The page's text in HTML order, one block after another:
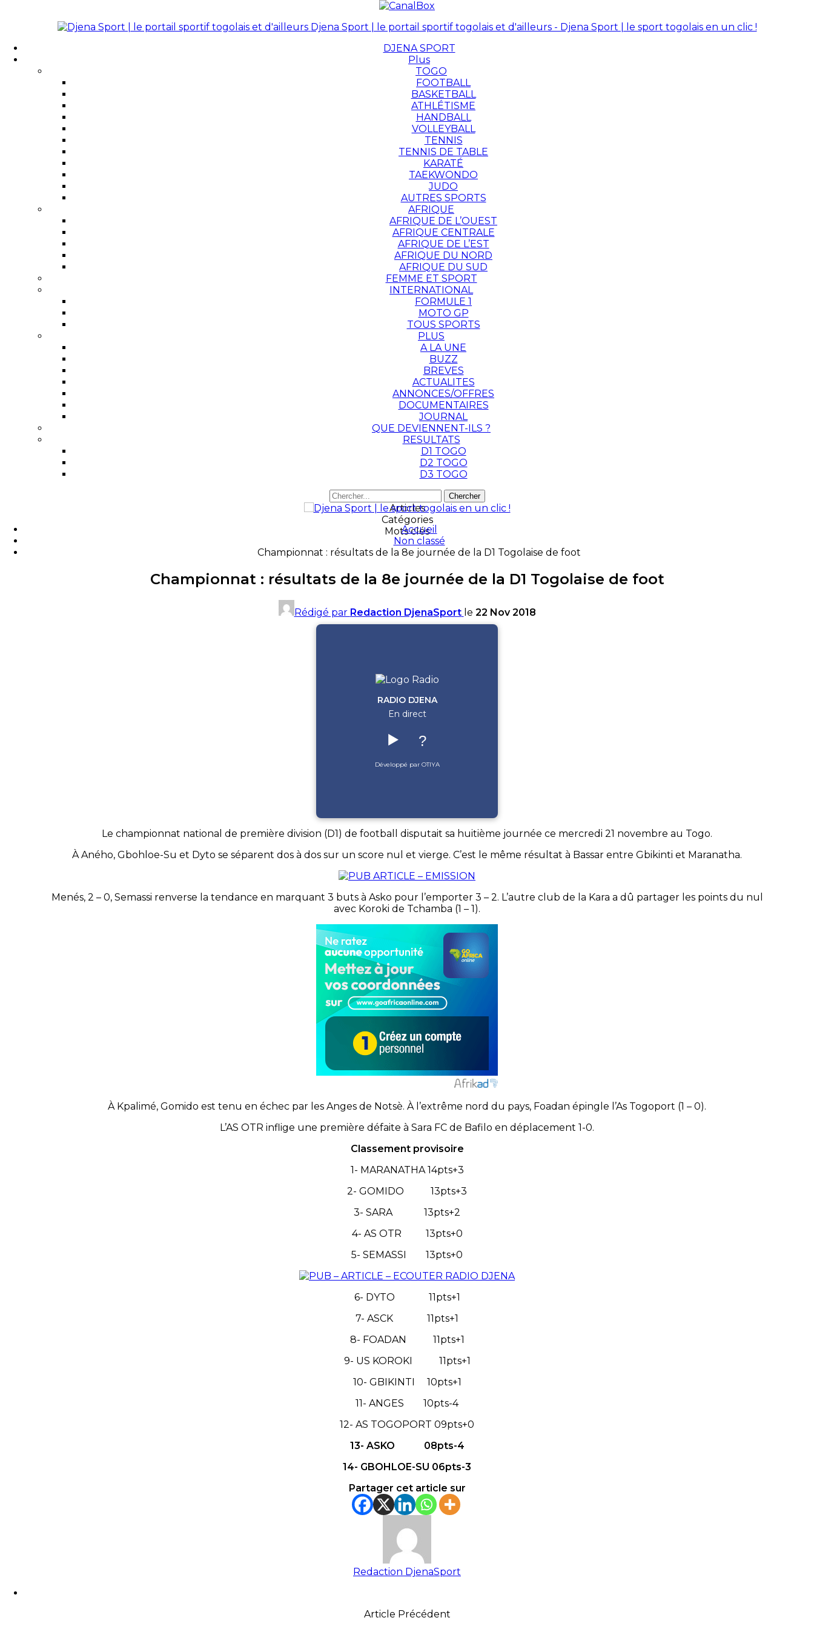
Djena Sport | le portail sportif togolais et d'ailleurs - Djena Sport | le sport togolais en un clic !
DJENA SPORT
Plus
TOGO
FOOTBALL
BASKETBALL
ATHLÉTISME
HANDBALL
VOLLEYBALL
TENNIS
TENNIS DE TABLE
KARATÉ
TAEKWONDO
JUDO
AUTRES SPORTS
AFRIQUE
AFRIQUE DE L’OUEST
AFRIQUE CENTRALE
AFRIQUE DE L’EST
AFRIQUE DU NORD
AFRIQUE DU SUD
FEMME ET SPORT
INTERNATIONAL
FORMULE 1
MOTO GP
TOUS SPORTS
PLUS
A LA UNE
BUZZ
BREVES
ACTUALITES
ANNONCES/OFFRES
DOCUMENTAIRES
JOURNAL
QUE DEVIENNENT-ILS ?
RESULTATS
D1 TOGO
D2 TOGO
D3 TOGO
Articles
Catégories
Mots clés
Accueil
Non classé
Championnat : résultats de la 8e journée de la D1 Togolaise de foot
Championnat : résultats de la 8e journée de la D1 Togolaise de foot
Rédigé par Redaction DjenaSport le 22 Nov 2018
RADIO DJENA
En direct
▶️ ?
Développé par OTIYA
Le championnat national de première division (D1) de football disputait sa huitième journée ce mercredi 21 novembre au Togo.
À Aného, Gbohloe-Su et Dyto se séparent dos à dos sur un score nul et vierge. C’est le même résultat à Bassar entre Gbikinti et Maranatha.
Menés, 2 – 0, Semassi renverse la tendance en marquant 3 buts à Asko pour l’emporter 3 – 2. L’autre club de la Kara a dû partager les points du nul
avec Koroki de Tchamba (1 – 1).
À Kpalimé, Gomido est tenu en échec par les Anges de Notsè. À l’extrême nord du pays, Foadan épingle l’As Togoport (1 – 0).
L’AS OTR inflige une première défaite à Sara FC de Bafilo en déplacement 1-0.
Classement provisoire
1- MARANATHA 14pts+3
2- GOMIDO 13pts+3
3- SARA 13pts+2
4- AS OTR 13pts+0
5- SEMASSI 13pts+0
6- DYTO 11pts+1
7- ASCK 11pts+1
8- FOADAN 11pts+1
9- US KOROKI 11pts+1
10- GBIKINTI 10pts+1
11- ANGES 10pts-4
12- AS TOGOPORT 09pts+0
13- ASKO 08pts-4
14- GBOHLOE-SU 06pts-3
Partager cet article sur
Redaction DjenaSport
Article Précédent